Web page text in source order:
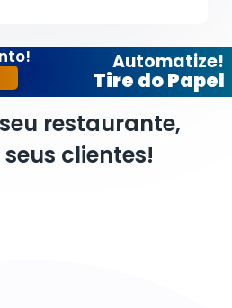
Automatize!
Tire do Papel
restaurante,
clientes!